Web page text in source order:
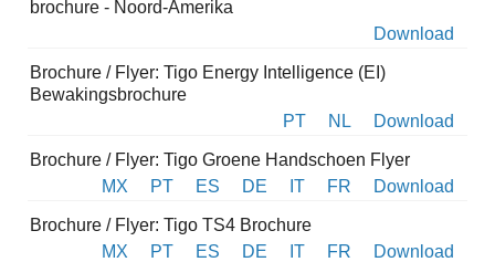
brochure - Noord-Amerika
Download
Brochure / Flyer: Tigo Energy Intelligence (EI)
Bewakingsbrochure
PT
NL Download
Brochure / Flyer: Tigo Groene Handschoen Flyer
MX
PT ES DE IT FR Download
Brochure / Flyer: Tigo TS4 Brochure
MX
PT ES DE IT FR Download